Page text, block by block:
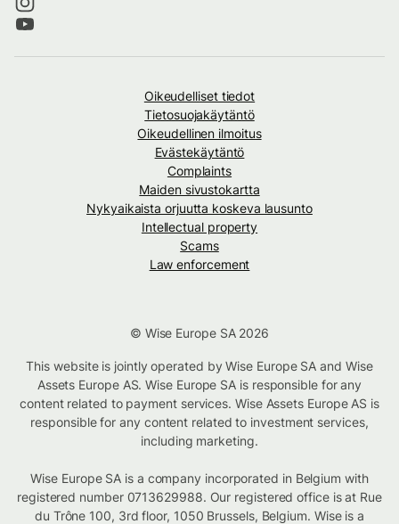
Oikeudelliset tiedot
Tietosuojakäytäntö
Oikeudellinen ilmoitus
Evästekäytäntö
Complaints
Maiden sivustokartta
Nykyaikaista orjuutta koskeva lausunto
Intellectual property
Scams
Law enforcement
© Wise Europe SA 2026
This website is jointly operated by Wise Europe SA and Wise
Assets Europe AS. Wise Europe SA is responsible for any
content related to payment services. Wise Assets Europe AS is
responsible for any content related to investment services,
including marketing.
Wise Europe SA is a company incorporated in Belgium with
registered number 0713629988. Our registered office is at Rue
du Trône 100, 3rd floor, 1050 Brussels, Belgium. Wise is a